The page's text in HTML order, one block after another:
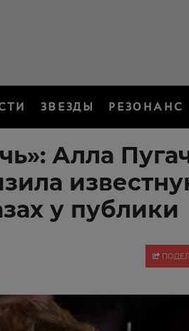
ЗВЕЗДЫ РЕЗОНАНС
Алла
у публики